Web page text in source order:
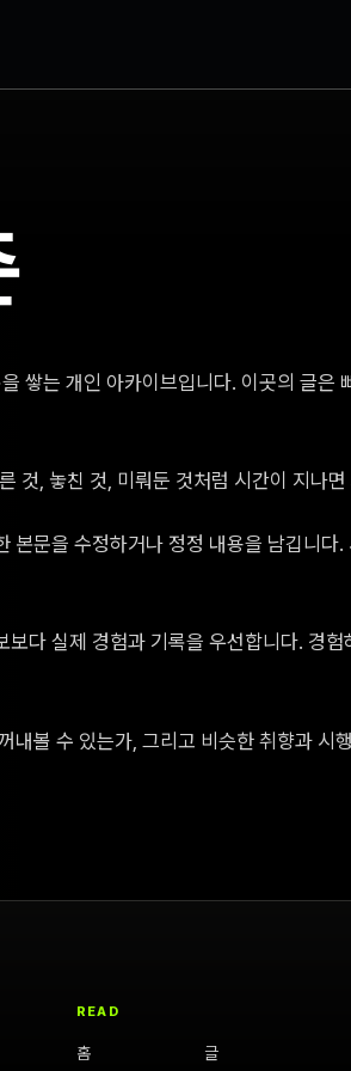
쌓는 개인 아카이브입니다. 이곳의 글은
것, 놓친 것, 미뤄둔 것처럼 시간이 지나
본문을 수정하거나 정정 내용을 남깁니
다 실제 경험과 기록을 우선합니다. 경
내볼 수 있는가, 그리고 비슷한 취향과 시
READ
홈 글